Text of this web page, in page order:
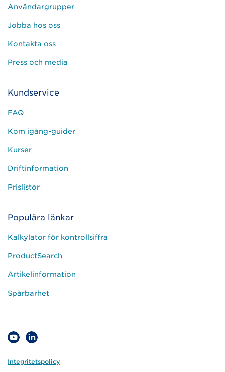
Användargrupper
Jobba hos oss
Kontakta oss
Press och media
Kundservice
FAQ
Kom igång-guider
Kurser
Driftinformation
Prislistor
Populära länkar
Kalkylator för kontrollsiffra
ProductSearch
Artikelinformation
Spårbarhet
Integritetspolicy